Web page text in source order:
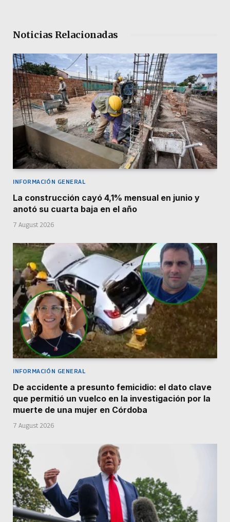
Noticias Relacionadas
INFORMACIÓN GENERAL
La construcción cayó 4,1% mensual en junio y
anotó su cuarta baja en el año
7 August 2026
INFORMACIÓN GENERAL
De accidente a presunto femicidio: el dato clave
que permitió un vuelco en la investigación por la
muerte de una mujer en Córdoba
7 August 2026